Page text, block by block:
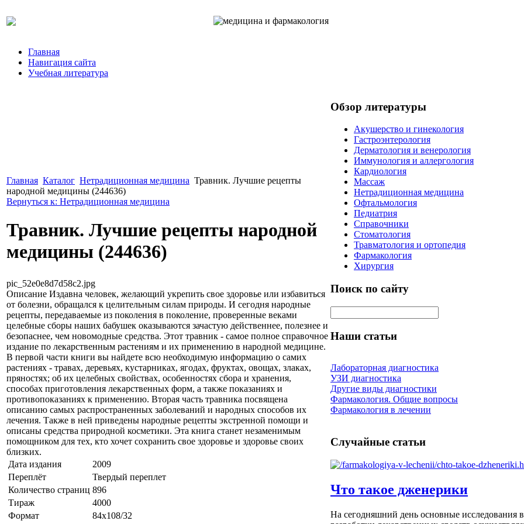
Главная
Навигация сайта
Учебная литература
Главная Каталог Нетрадиционная медицина Травник. Лучшие рецепты
народной медицины (244636)
Вернуться к: Нетрадиционная медицина
Травник. Лучшие рецепты народной
медицины (244636)
pic_52e0e8d7d58c2.jpg
Описание Издавна человек, желающий укрепить свое здоровье или избавиться
от болезни, обращался к целительным силам природы. И сегодня народные
рецепты, передаваемые из поколения в поколение, проверенные веками
целебные сборы наших бабушек оказываются зачастую действеннее, полезнее и
безопаснее, чем новомодные средства. Этот травник - самое полное справочное
издание по лекарственным растениям и их применению в народной медицине.
В первой части книги вы найдете всю необходимую информацию о самих
растениях - травах, деревьях, кустарниках, ягодах, фруктах, овощах, злаках,
пряностях; об их целебных свойствах, особенностях сбора и хранения,
способах приготовления лекарственных форм, а также показаниях и
противопоказаниях к применению. Вторая часть травника посвящена
описанию самых распространенных заболеваний и народных способов их
лечения. Также в ней приведены народные рецепты экстренной помощи и
описаны средства природной косметики. Эта книга станет незаменимым
помощником для тех, кто хочет сохранить свое здоровье и здоровье своих
близких.
Дата издания
2009
Переплёт
Твердый переплет
Количество страниц 896
Тираж
4000
Формат
84x108/32
Обзор литературы
Акушерство и гинекология
Гастроэнтерология
Дерматология и венерология
Иммунология и аллергология
Кардиология
Массаж
Нетрадиционная медицина
Офтальмология
Педиатрия
Справочники
Стоматология
Травматология и ортопедия
Фармакология
Хирургия
Поиск по сайту
Наши статьи
Лабораторная диагностика
УЗИ диагностика
Другие виды диагностики
Фармакология. Общие вопросы
Фармакология в лечении
Случайные статьи
Что такое дженерики
На сегодняшний день основные исследования